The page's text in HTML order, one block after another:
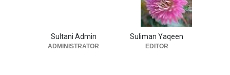
Suliman Yaqeen
EDITOR
Sultani Admin
ADMINISTRATOR